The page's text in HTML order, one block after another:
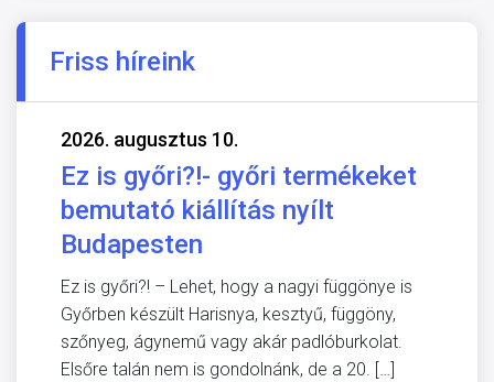
Friss híreink
2026. augusztus 10.
Ez is győri?!- győri termékeket
bemutató kiállítás nyílt
Budapesten
Ez is győri?! – Lehet, hogy a nagyi függönye is
Győrben készült Harisnya, kesztyű, függöny,
szőnyeg, ágynemű vagy akár padlóburkolat.
Elsőre talán nem is gondolnánk, de a 20. […]